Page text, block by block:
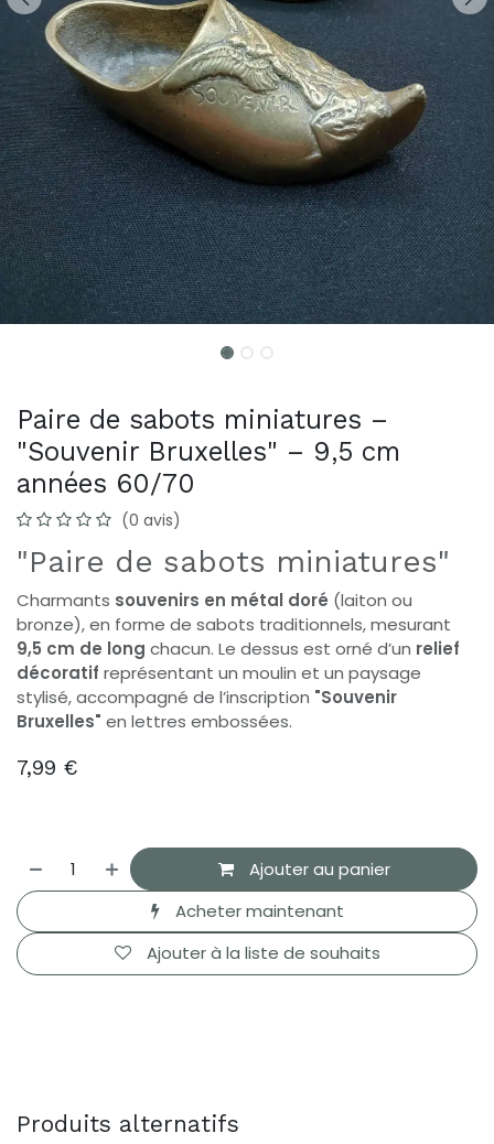
Paire de sabots miniatures –
"Souvenir Bruxelles" – 9,5 cm
années 60/70
(0 avis)
"Paire de sabots miniatures"
Charmants souvenirs en métal doré (laiton ou
bronze), en forme de sabots traditionnels, mesurant
9,5 cm de long chacun. Le dessus est orné d’un relief
décoratif représentant un moulin et un paysage
stylisé, accompagné de l’inscription "Souvenir
Bruxelles" en lettres embossées.
7,99 €
Ajouter au panier
Acheter maintenant
Ajouter à la liste de souhaits
Produits alternatifs